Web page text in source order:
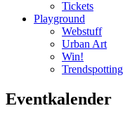
Tickets
Playground
Webstuff
Urban Art
Win!
Trendspotting
Eventkalender